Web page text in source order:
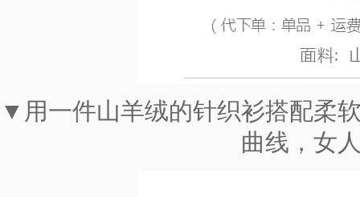
▼用一件山羊绒的针织衫搭配柔
曲线，女